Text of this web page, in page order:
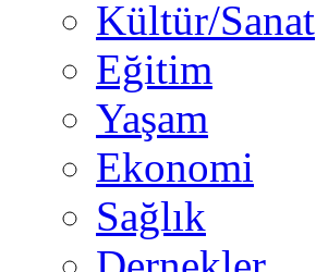
Kültür/Sanat
Eğitim
Yaşam
Ekonomi
Sağlık